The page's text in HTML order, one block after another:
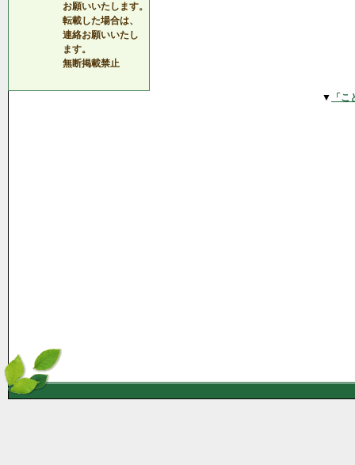
お願いいたします。
転載した場合は、
連絡お願いいたし
ます。
無断掲載禁止
▼ 「